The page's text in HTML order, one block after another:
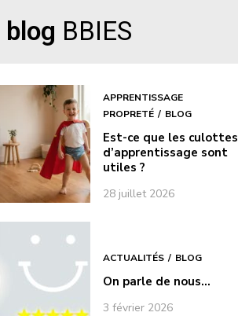
blog BBIES
APPRENTISSAGE
PROPRETÉ
BLOG
Est-ce que les culottes
d’apprentissage sont
utiles ?
28 juillet 2026
ACTUALITÉS BLOG
On parle de nous…
3 février 2026